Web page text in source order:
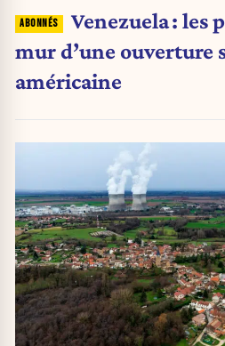
Venezuela : les
mur d’une ouverture
américaine